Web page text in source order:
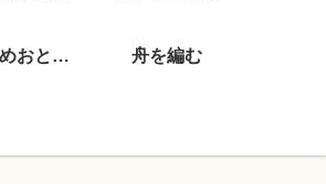
波うららかに、めおと日和 舟を編む